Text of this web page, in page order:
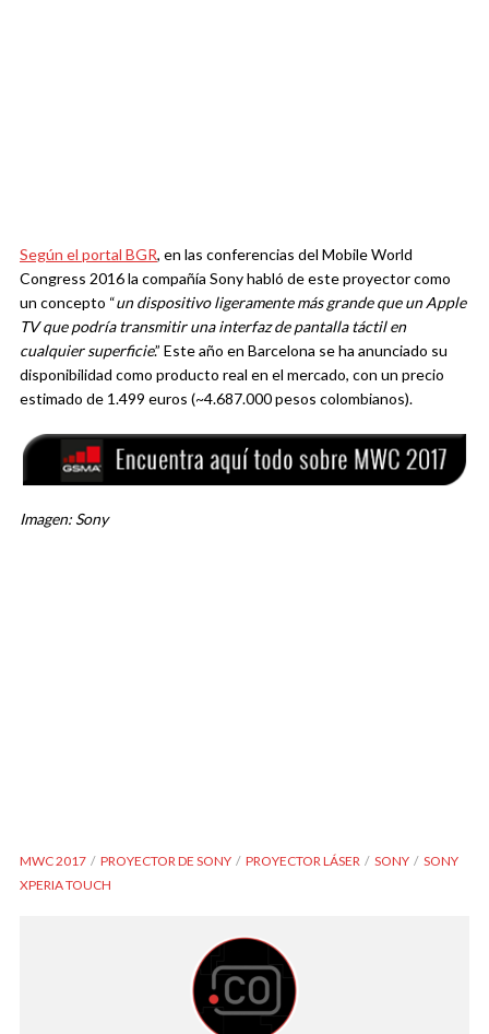
Según el portal BGR, en las conferencias del Mobile World
Congress 2016 la compañía Sony habló de este proyector como
un concepto “un dispositivo ligeramente más grande que un Apple
TV que podría transmitir una interfaz de pantalla táctil en
cualquier superficie.” Este año en Barcelona se ha anunciado su
disponibilidad como producto real en el mercado, con un precio
estimado de 1.499 euros (~4.687.000 pesos colombianos).
Imagen: Sony
MWC 2017 PROYECTOR DE SONY PROYECTOR LÁSER SONY
SONY
XPERIA TOUCH